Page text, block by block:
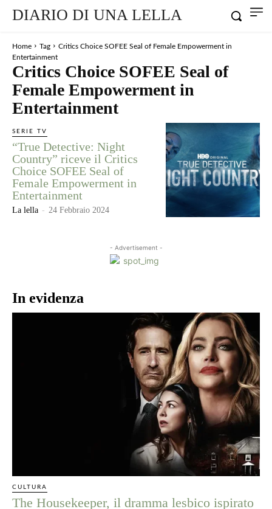
DIARIO DI UNA LELLA
Home Tag
Critics Choice SOFEE Seal of Female Empowerment in
Entertainment
Critics Choice SOFEE Seal of
Female Empowerment in
Entertainment
SERIE TV
“True Detective: Night
Country” riceve il Critics
Choice SOFEE Seal of
Female Empowerment in
Entertainment
La lella - 24 Febbraio 2024
- Advertisement -
In evidenza
CULTURA
The Housekeeper, il dramma lesbico ispirato